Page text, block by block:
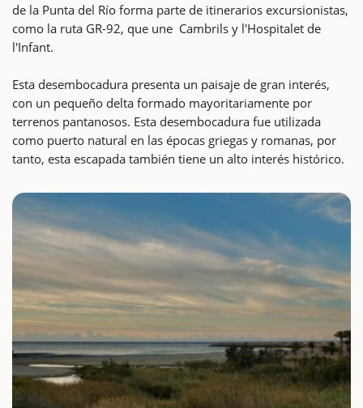
de la Punta del Río forma parte de itinerarios excursionistas,
como la ruta GR-92, que une Cambrils y l'Hospitalet de
l'Infant.
Esta desembocadura presenta un paisaje de gran interés,
con un pequeño delta formado mayoritariamente por
terrenos pantanosos. Esta desembocadura fue utilizada
como puerto natural en las épocas griegas y romanas, por
tanto, esta escapada también tiene un alto interés histórico.